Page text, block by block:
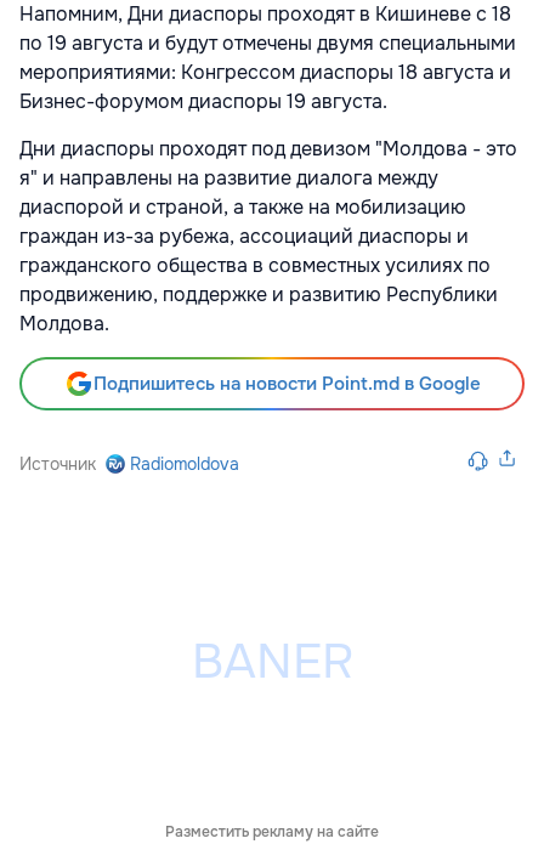
Напомним, Дни диаспоры проходят в Кишиневе с 18
по 19 августа и будут отмечены двумя специальными
мероприятиями: Конгрессом диаспоры 18 августа и
Бизнес-форумом диаспоры 19 августа.
Дни диаспоры проходят под девизом "Молдова - это
я" и направлены на развитие диалога между
диаспорой и страной, а также на мобилизацию
граждан из-за рубежа, ассоциаций диаспоры и
гражданского общества в совместных усилиях по
продвижению, поддержке и развитию Республики
Молдова.
Подпишитесь на новости Point.md в Google
Источник Radiomoldova
Разместить рекламу на сайте